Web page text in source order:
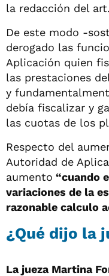
la redacción del art.
De este modo -
derogado las
Aplicación quien
las prestaciones
y
debía fiscalizar y
las cuotas de los
Respecto del
Autoridad de
aumento “cuando
variaciones de la
razonable calculo
¿Qué dijo la
La jueza Martina